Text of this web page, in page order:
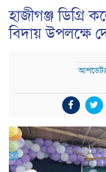
হাজীগঞ্জ ডিগ্রি
বিদায় উপলক্ষে
আপডেটঃ